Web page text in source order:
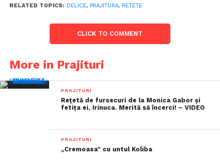
RELATED TOPICS: DELICE, PRAJITURA, RETETE
CLICK TO COMMENT
More in Prajituri
PRAJITURI
Rețetă de fursecuri de la Monica Gabor și
fetița ei, Irinuca. Merită să încerci! – VIDEO
PRAJITURI
„Cremoasa” cu untul Koliba